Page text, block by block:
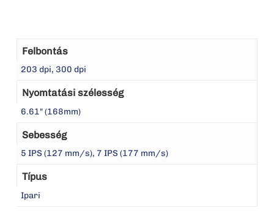
Felbontás
203 dpi, 300 dpi
Nyomtatási szélesség
6.61" (168mm)
Sebesség
5 IPS (127 mm/s), 7 IPS (177 mm/s)
Típus
Ipari